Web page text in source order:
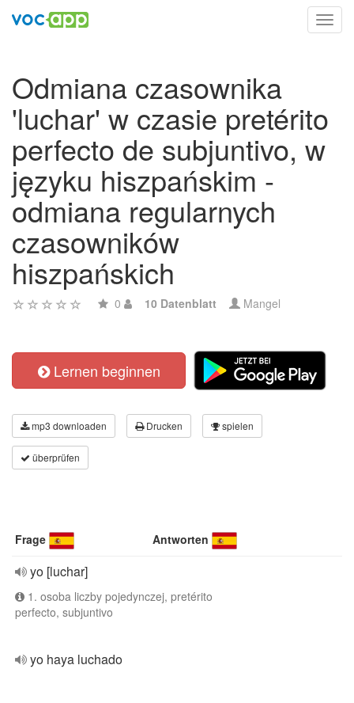
Odmiana czasownika
'luchar' w czasie pretérito
perfecto de subjuntivo, w
języku hiszpańskim -
odmiana regularnych
czasowników
hiszpańskich
0 10 Datenblatt Mangel
Lernen beginnen
mp3 downloaden Drucken spielen
überprüfen
Frage Antworten
yo [luchar]
1. osoba liczby pojedynczej, pretérito
perfecto, subjuntivo
yo haya luchado